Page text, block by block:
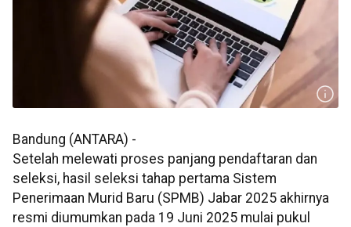
Bandung (ANTARA) -
Setelah melewati proses panjang pendaftaran dan
seleksi, hasil seleksi tahap pertama Sistem
Penerimaan Murid Baru (SPMB) Jabar 2025 akhirnya
resmi diumumkan pada 19 Juni 2025 mulai pukul